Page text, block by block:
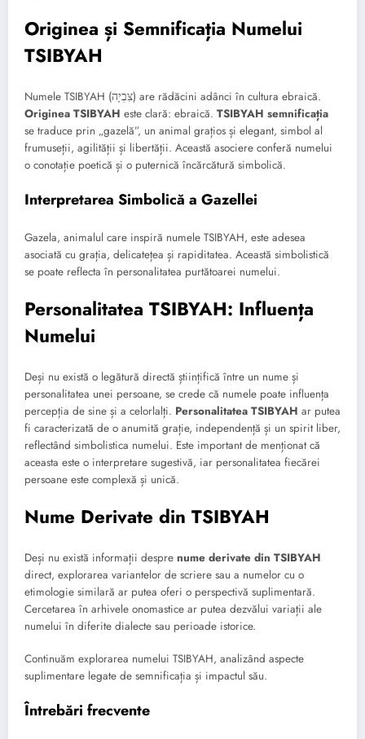
Originea și Semnificația Numelui
TSIBYAH
Numele TSIBYAH (צִבְיָה) are rădăcini adânci în cultura ebraică.
Originea TSIBYAH este clară: ebraică. TSIBYAH semnificația
se traduce prin „gazelă”, un animal grațios și elegant, simbol al
frumuseții, agilității și libertății. Această asociere conferă numelui
o conotație poetică și o puternică încărcătură simbolică.
Interpretarea Simbolică a Gazellei
Gazela, animalul care inspiră numele TSIBYAH, este adesea
asociată cu grația, delicatețea și rapiditatea. Această simbolistică
se poate reflecta în personalitatea purtătoarei numelui.
Personalitatea TSIBYAH: Influența
Numelui
Deși nu există o legătură directă științifică între un nume și
personalitatea unei persoane, se crede că numele poate influența
percepția de sine și a celorlalți. Personalitatea TSIBYAH ar putea
fi caracterizată de o anumită grație, independență și un spirit liber,
reflectând simbolistica numelui. Este important de menționat că
aceasta este o interpretare sugestivă, iar personalitatea fiecărei
persoane este complexă și unică.
Nume Derivate din TSIBYAH
Deși nu există informații despre nume derivate din TSIBYAH
direct, explorarea variantelor de scriere sau a numelor cu o
etimologie similară ar putea oferi o perspectivă suplimentară.
Cercetarea în arhivele onomastice ar putea dezvălui variații ale
numelui în diferite dialecte sau perioade istorice.
Continuăm explorarea numelui TSIBYAH, analizând aspecte
suplimentare legate de semnificația și impactul său.
Întrebări frecvente